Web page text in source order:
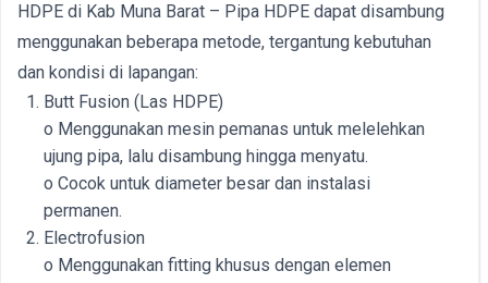
HDPE di Kab Muna Barat – Pipa HDPE dapat disambung
menggunakan beberapa metode, tergantung kebutuhan
dan kondisi di lapangan:
Butt Fusion (Las HDPE)
o Menggunakan mesin pemanas untuk melelehkan
ujung pipa, lalu disambung hingga menyatu.
o Cocok untuk diameter besar dan instalasi
permanen.
Electrofusion
o Menggunakan fitting khusus dengan elemen